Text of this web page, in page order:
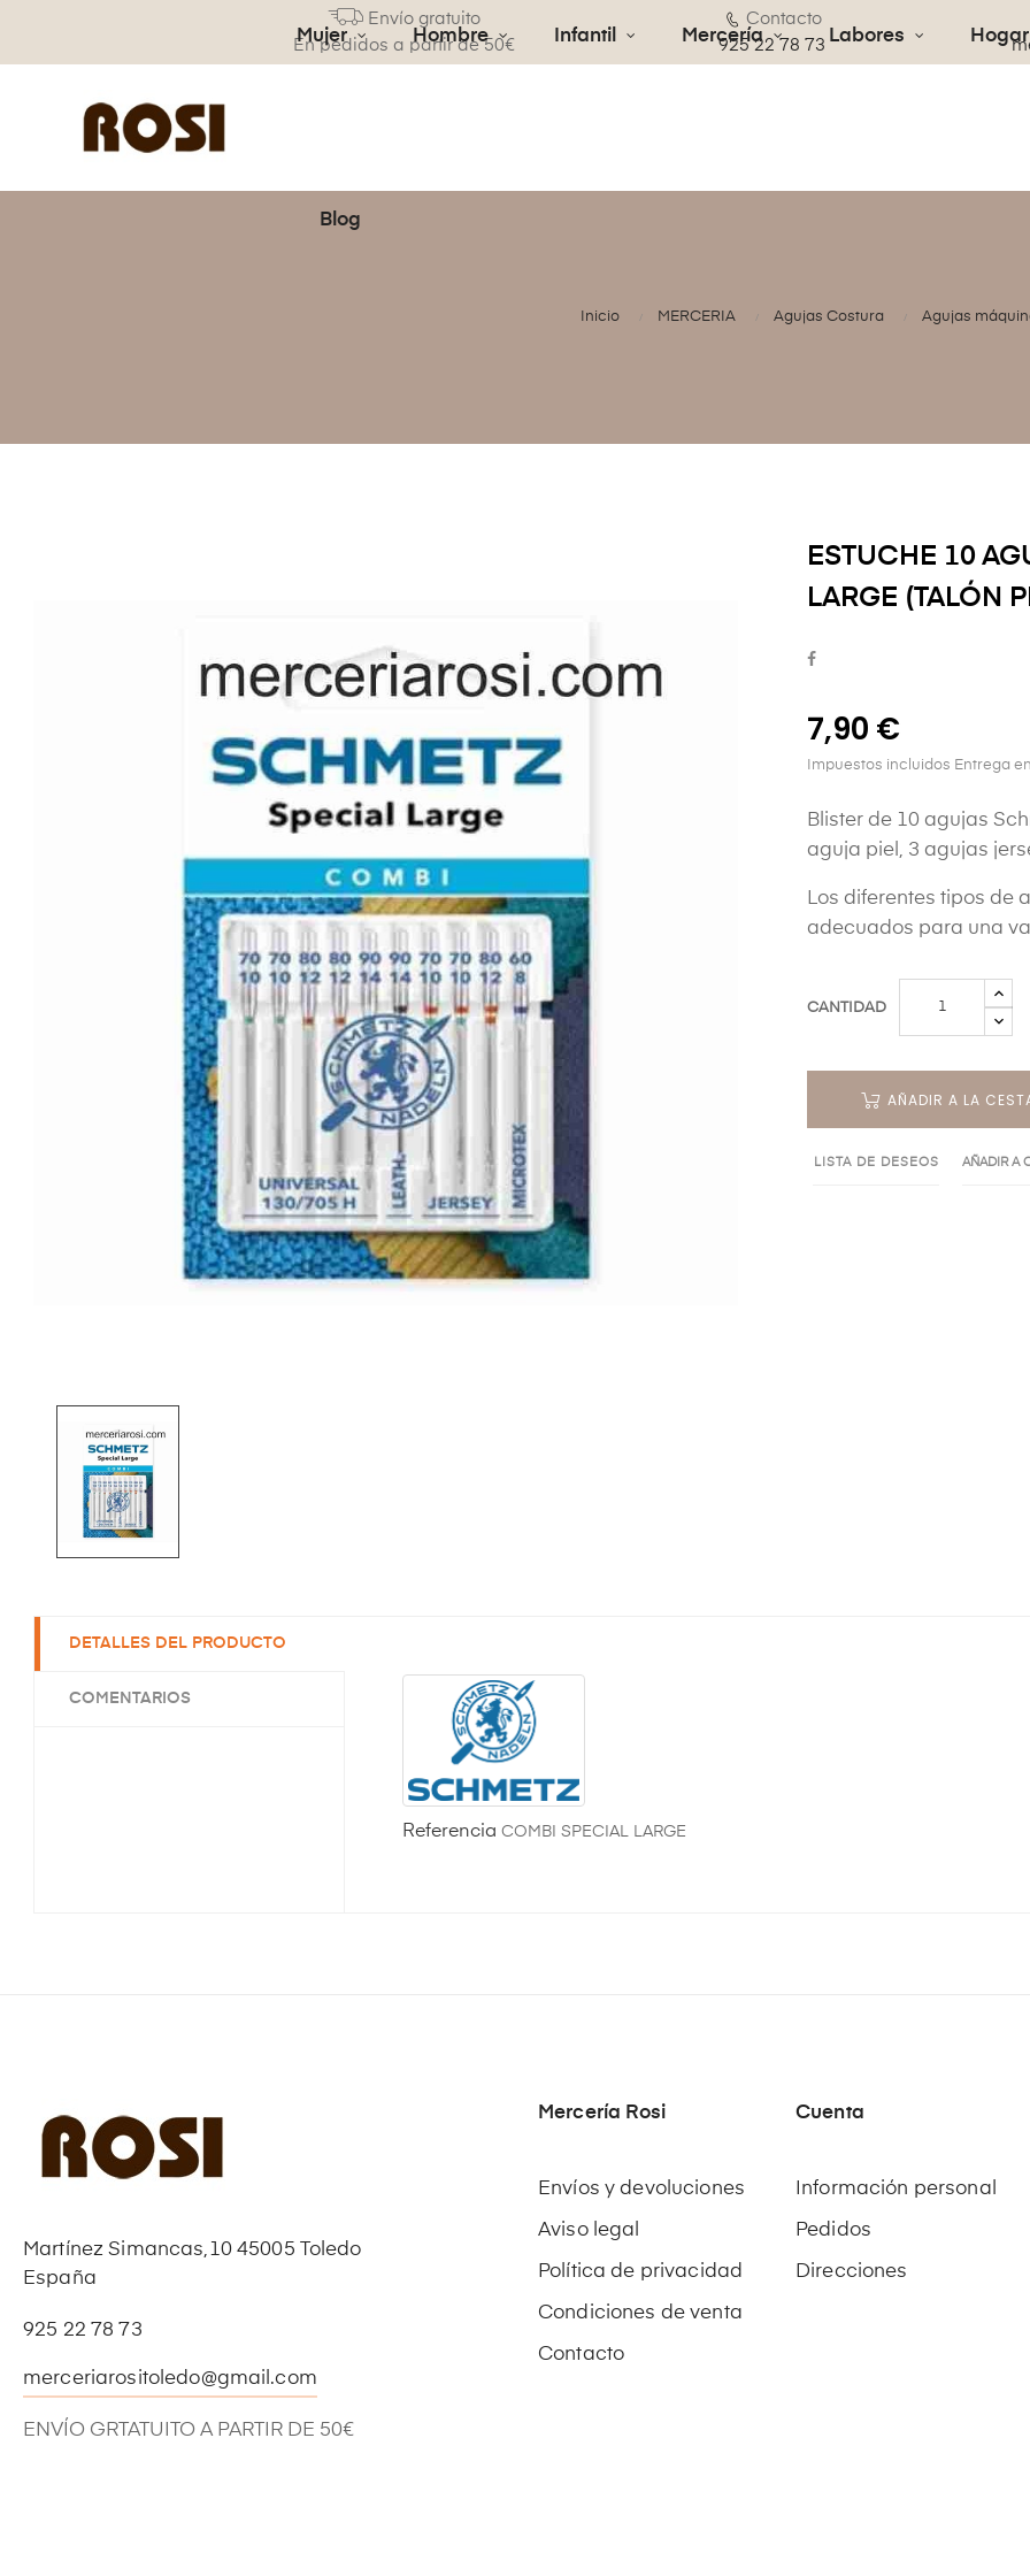
Envío gratuito
En pedidos a partir de 50€
Contacto
925 22 78 73
Mujer Hombre Infantil Mercería Labores Hogar
Blog
Inicio MERCERIA Agujas Costura Agujas
ESTUCHE 10
LARGE (TALÓN
7,90 €
Impuestos incluidos Entrega
Blister de 10 agujas
aguja piel, 3 agujas
Los diferentes tipos de
adecuados para una
CANTIDAD
AÑADIR A LA
LISTA DE DESEOS AÑADIR A
DETALLES DEL PRODUCTO
COMENTARIOS
Referencia COMBI SPECIAL LARGE
Martínez Simancas,10 45005 Toledo
España
925 22 78 73
merceriarositoledo@gmail.com
ENVÍO GRTATUITO A PARTIR DE 50€
Mercería Rosi
Envíos y devoluciones
Aviso legal
Política de privacidad
Condiciones de venta
Contacto
Cuenta
Información personal
Pedidos
Direcciones